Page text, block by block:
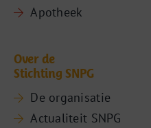
Apotheek
Over de
Stichting SNPG
De organisatie
Actualiteit SNPG